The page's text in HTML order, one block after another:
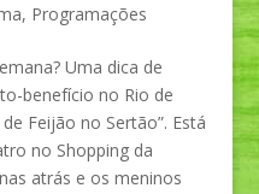
, Programações
Uma dica de
benefício no Rio de
Feijão no Sertão”. Está
no Shopping da
atrás e os meninos